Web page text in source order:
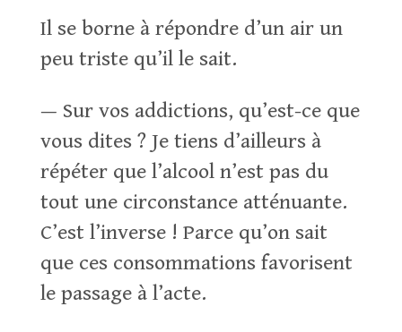
Il se borne à répondre d’un air un
peu triste qu’il le sait.
— Sur vos addictions, qu’est-ce que
vous dites ? Je tiens d’ailleurs à
répéter que l’alcool n’est pas du
tout une circonstance atténuante.
C’est l’inverse ! Parce qu’on sait
que ces consommations favorisent
le passage à l’acte.